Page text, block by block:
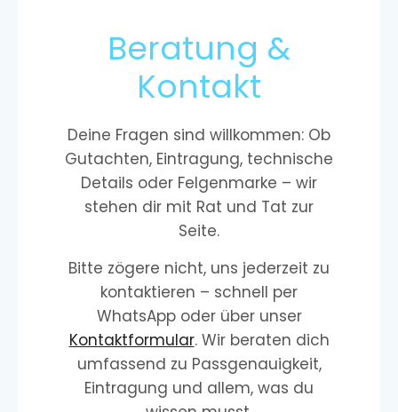
Beratung &
Kontakt
Deine Fragen sind willkommen: Ob
Gutachten, Eintragung, technische
Details oder Felgenmarke – wir
stehen dir mit Rat und Tat zur
Seite.
Bitte zögere nicht, uns jederzeit zu
kontaktieren – schnell per
WhatsApp oder über unser
Kontaktformular. Wir beraten dich
umfassend zu Passgenauigkeit,
Eintragung und allem, was du